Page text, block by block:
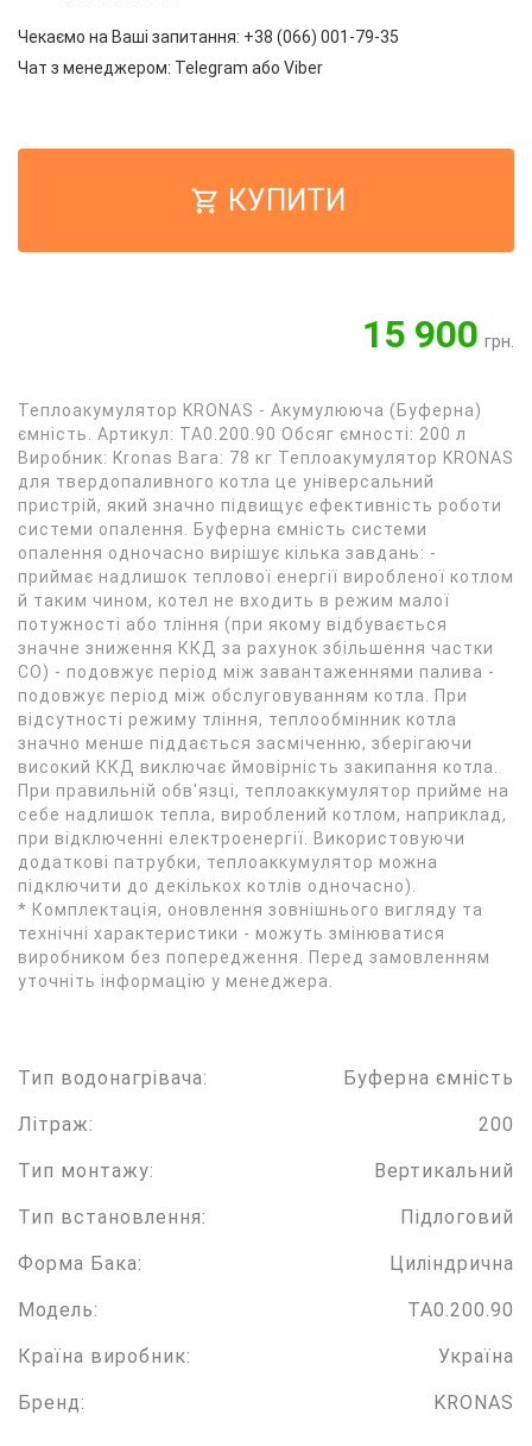
Чекаємо на Ваші запитання: +38 (066) 001-79-35
Чат з менеджером: Telegram або Viber
КУПИТИ
15 900 грн.
Теплоакумулятор KRONAS - Акумулююча (Буферна)
ємність. Артикул: ТА0.200.90 Обсяг ємності: 200 л
Виробник: Kronas Вага: 78 кг Теплоакумулятор KRONAS
для твердопаливного котла це універсальний
пристрій, який значно підвищує ефективність роботи
системи опалення. Буферна ємність системи
опалення одночасно вирішує кілька завдань: -
приймає надлишок теплової енергії виробленої котлом
й таким чином, котел не входить в режим малої
потужності або тління (при якому відбувається
значне зниження ККД за рахунок збільшення частки
СО) - подовжує період між завантаженнями палива -
подовжує період між обслуговуванням котла. При
відсутності режиму тління, теплообмінник котла
значно менше піддається засміченню, зберігаючи
високий ККД виключає ймовірність закипання котла.
При правильній обв'язці, теплоаккумулятор прийме на
себе надлишок тепла, вироблений котлом, наприклад,
при відключенні електроенергії. Використовуючи
додаткові патрубки, теплоаккумулятор можна
підключити до декількох котлів одночасно).
* Комплектація, оновлення зовнішнього вигляду та
технічні характеристики - можуть змінюватися
виробником без попередження. Перед замовленням
уточніть інформацію у менеджера.
Тип водонагрівача: Буферна ємність
Літраж: 200
Тип монтажу: Вертикальний
Тип встановлення: Підлоговий
Форма Бака: Циліндрична
Модель: ТА0.200.90
Країна виробник: Україна
Бренд: KRONAS